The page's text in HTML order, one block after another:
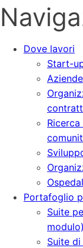
Dove lavori
Start-
Portafoglio
Suite
Suite